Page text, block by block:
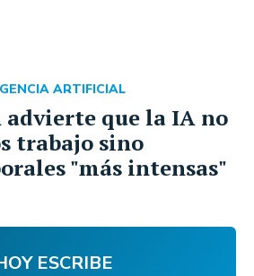
que la IA no
trabajo sino
"más intensas"
ARTIFICIAL
ESCRIBE